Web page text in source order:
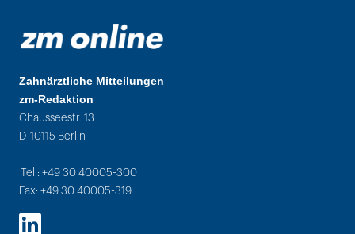
Zahnärztliche Mitteilungen
zm-Redaktion
Chausseestr. 13
D-10115 Berlin
Tel.: +49 30 40005-300
Fax: +49 30 40005-319